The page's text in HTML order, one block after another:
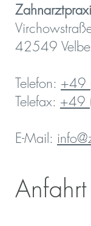
42549
Telefon: +49
Telefax: +49
E-Mail: